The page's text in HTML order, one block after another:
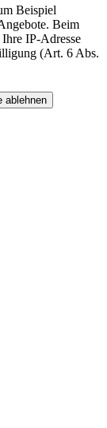
Beispiel
Beim
IP-Adresse
(Art. 6 Abs.
ablehnen